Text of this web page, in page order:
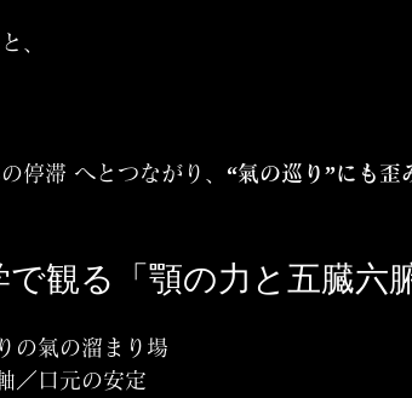
、
停滞 へとつながり、 “氣の巡り”にも歪
で観る「顎の力と五臓六
の氣の溜まり場
／口元の安定